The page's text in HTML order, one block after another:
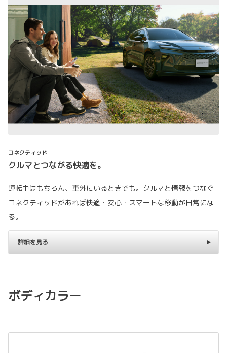
コネクティッド
クルマとつながる快適を。
運転中はもちろん、車外にいるときでも。クルマと情報をつなぐ
コネクティッドがあれば快適・安心・スマートな移動が日常にな
る。
詳細を見る
ボディカラー